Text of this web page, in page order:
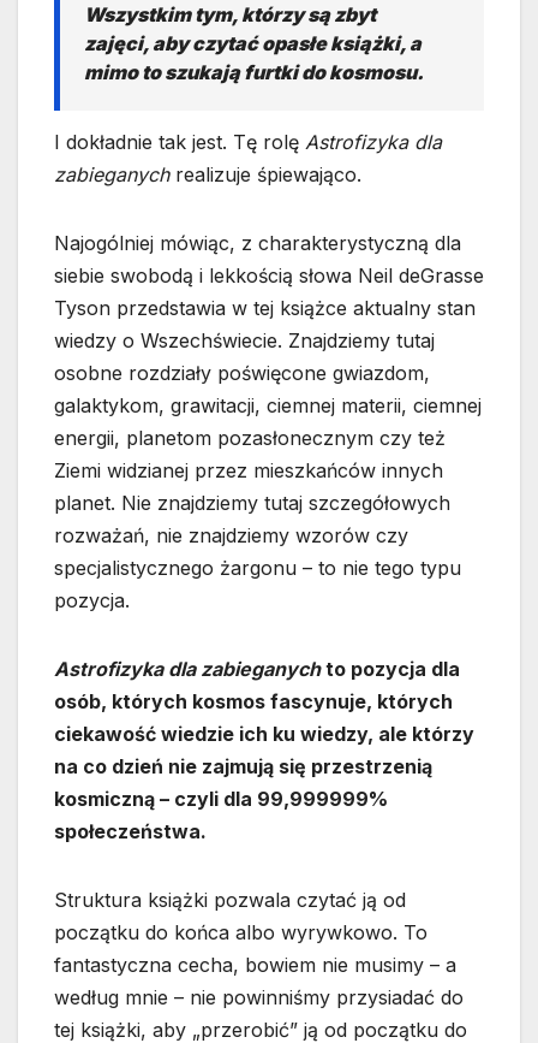
Wszystkim tym, którzy są zbyt
zajęci, aby czytać opasłe książki, a
mimo to szukają furtki do kosmosu.
I dokładnie tak jest. Tę rolę Astrofizyka dla
zabieganych realizuje śpiewająco.
Najogólniej mówiąc, z charakterystyczną dla
siebie swobodą i lekkością słowa Neil deGrasse
Tyson przedstawia w tej książce aktualny stan
wiedzy o Wszechświecie. Znajdziemy tutaj
osobne rozdziały poświęcone gwiazdom,
galaktykom, grawitacji, ciemnej materii, ciemnej
energii, planetom pozasłonecznym czy też
Ziemi widzianej przez mieszkańców innych
planet. Nie znajdziemy tutaj szczegółowych
rozważań, nie znajdziemy wzorów czy
specjalistycznego żargonu – to nie tego typu
pozycja.
Astrofizyka dla zabieganychto pozycja dla
osób, których kosmos fascynuje, których
ciekawość wiedzie ich ku wiedzy, ale którzy
na co dzień nie zajmują się przestrzenią
kosmiczną – czyli dla 99,999999%
społeczeństwa.
Struktura książki pozwala czytać ją od
początku do końca albo wyrywkowo. To
fantastyczna cecha, bowiem nie musimy – a
według mnie – nie powinniśmy przysiadać do
tej książki, aby „przerobić” ją od początku do